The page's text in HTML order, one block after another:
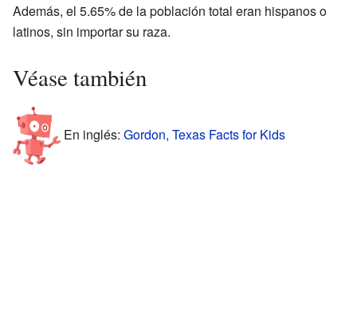
Además, el 5.65% de la población total eran hispanos o
latinos, sin importar su raza.
Véase también
En inglés: Gordon, Texas Facts for Kids